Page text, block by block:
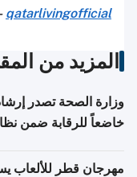
- qatarlivingofficial
المزيد من
خاضعاً للرقابة ضمن
مهرجان قطر للألعاب